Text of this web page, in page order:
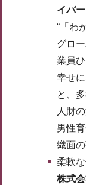
イバ
“「わ
グロ
業員
幸せ
と、
人財
男性
織面
柔軟
株式